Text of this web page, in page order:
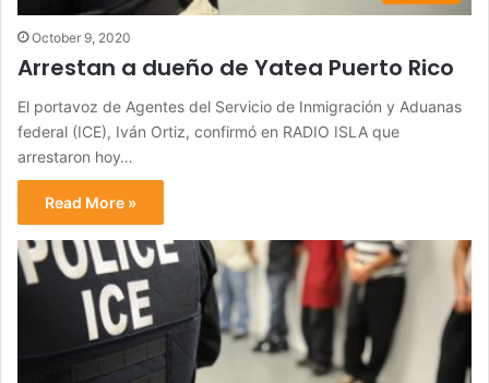
October 9, 2020
Arrestan a dueño de Yatea Puerto Rico
El portavoz de Agentes del Servicio de Inmigración y Aduanas
federal (ICE), Iván Ortiz, confirmó en RADIO ISLA que
arrestaron hoy…
Read More »